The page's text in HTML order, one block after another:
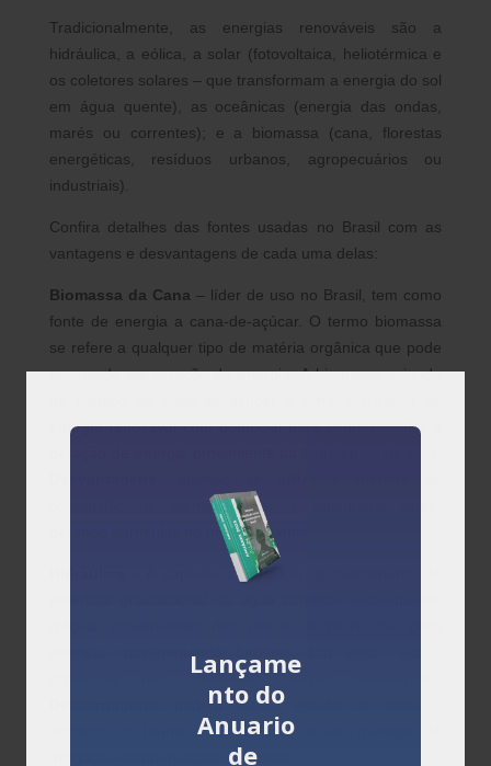
Lançame
nto do
Anuario
de
Tradicionalmente, as energias renováveis são a
hidráulica, a eólica, a solar (fotovoltaica, heliotérmica e
os coletores solares – que transformam a energia do sol
em água quente), as oceânicas (energia das ondas,
marés ou correntes); e a biomassa (cana, florestas
energéticas, resíduos urbanos, agropecuários ou
industriais).
Confira detalhes das fontes usadas no Brasil com as
vantagens e desvantagens de cada uma delas:
Biomassa da Cana – líder de uso no Brasil, tem como
fonte de energia a cana-de-açúcar. O termo biomassa
se refere a qualquer tipo de matéria orgânica que pode
ser usada na geração de energia. A biomassa oriunda
energia renovável com potencial para complementar a
combustão da biomassa não é totalmente limpo,
gerando partículas no meio ambiente.
– é captada a partir do aproveitamento do
produzida nas chamadas usinas hidrelétricas.
podem causar erosão de solos e
impactos na fauna e flora se não houver medidas de
mitigação/compensação ambiental.